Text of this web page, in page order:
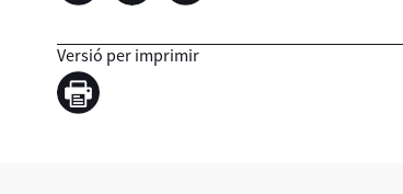
Versió per imprimir